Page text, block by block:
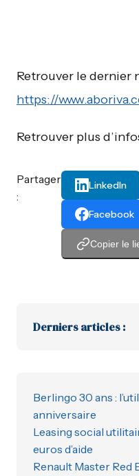
Retrouver le dernier
https://
Retrouver plus
Partager
:
LinkedIn
Facebook
Copier le
Derniers articles :
Berlingo 30 ans :
anniversaire
Leasing social
euros d’aide
Renault Master Red